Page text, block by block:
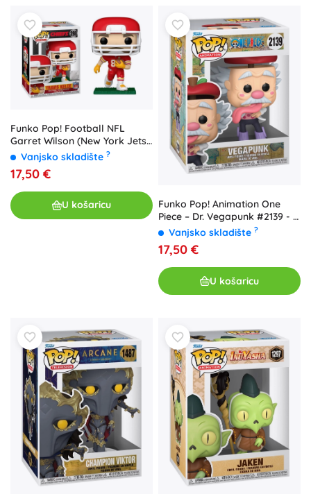
Funko Pop! Football NFL
Garret Wilson (New York Jets)
- 1 komad
Vanjsko skladište ?
17,50 €
U košaricu
Funko Pop! Animation One
Piece – Dr. Vegapunk #2139 - 1
komad
Vanjsko skladište ?
17,50 €
U košaricu